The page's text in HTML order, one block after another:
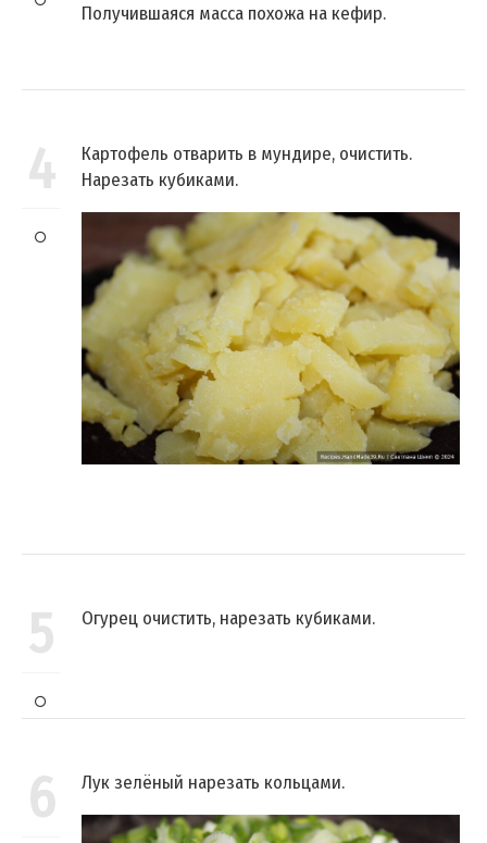
Получившаяся масса похожа на кефир.
4
Картофель отварить в мундире, очистить.
Нарезать кубиками.
5 Огурец очистить, нарезать кубиками.
6 Лук зелёный нарезать кольцами.